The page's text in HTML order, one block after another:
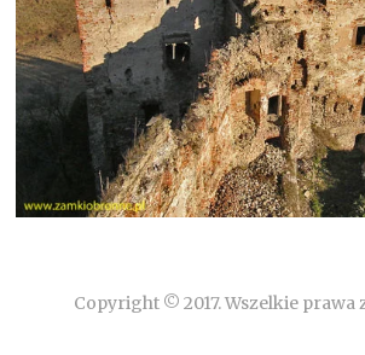
Copyright © 2017. Wszelkie prawa